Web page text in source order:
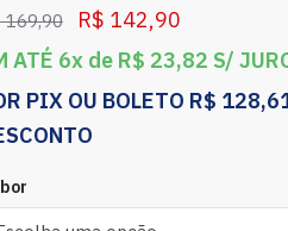
169,90 R$ 142,90
ATÉ 6x de R$ 23,82 S/
PIX OU BOLETO R$